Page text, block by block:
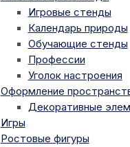
Игровые стенды
Календарь природы
Обучающие стенды
Профессии
Уголок настроения
Оформление
Декоративные
Игры
Ростовые фигуры